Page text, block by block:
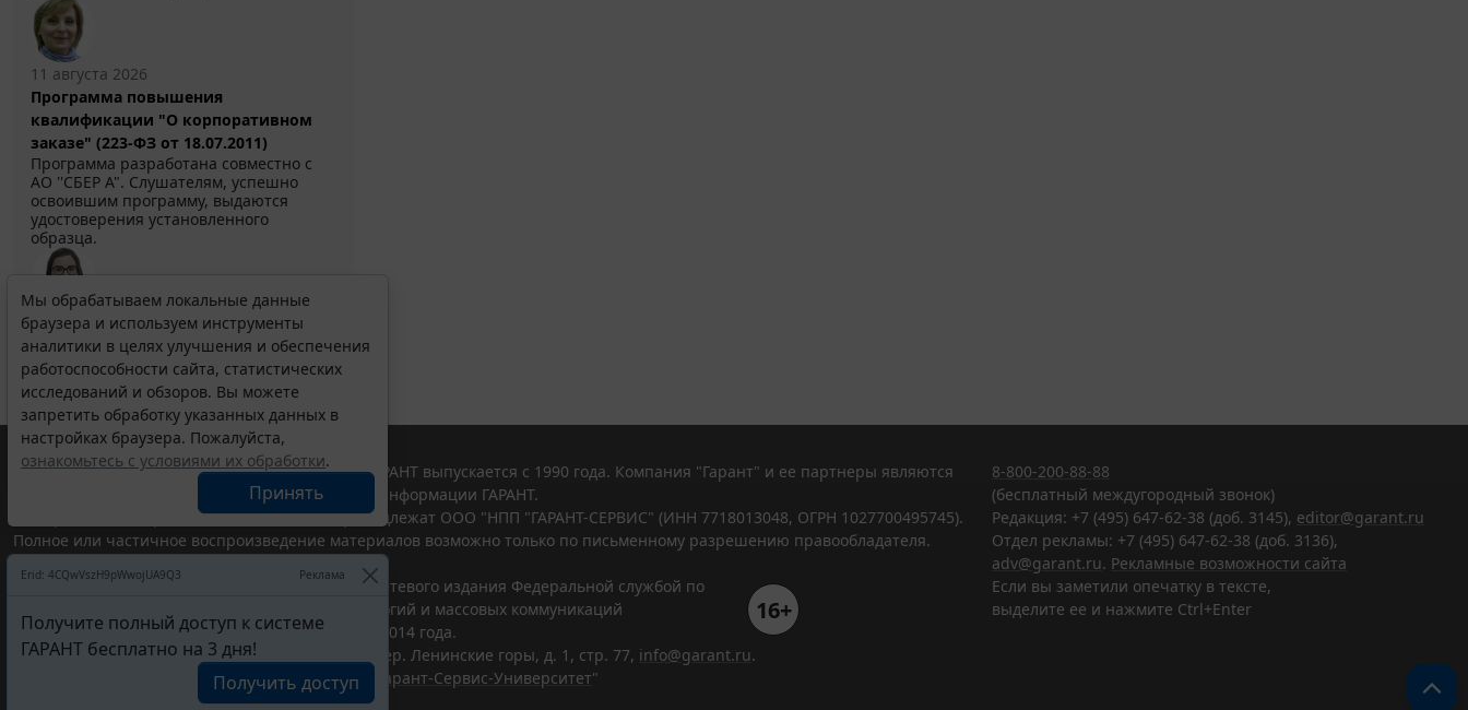
11 августа 2026
Программа повышения
квалификации "О корпоративном
заказе" (223-ФЗ от 18.07.2011)
Программа разработана совместно с
АО ''СБЕР А". Слушателям, успешно
освоившим программу, выдаются
удостоверения установленного
образца.
Выберите тему программы повышения квалификации
для юристов ...
Мы обрабатываем локальные данные
браузера и используем инструменты
аналитики в целях улучшения и обеспечения
работоспособности сайта, статистических
исследований и обзоров. Вы можете
запретить обработку указанных данных в
настройках браузера. Пожалуйста,
ознакомьтесь с условиями их обработки.
Принять
Erid: 4CQwVszH9pWwojUA9Q3 Реклама
Получите полный доступ к системе
ГАРАНТ бесплатно на 3 дня!
Получить доступ
© ООО "НПП "ГАРАНТ-СЕРВИС", 2026. Система ГАРАНТ выпускается с 1990 года. Компания "Гарант" и ее партнеры являются
участниками Российской ассоциации правовой информации ГАРАНТ.
Все права на материалы сайта ГАРАНТ.РУ принадлежат ООО "НПП "ГАРАНТ-СЕРВИС" (ИНН 7718013048, ОГРН 1027700495745).
Полное или частичное воспроизведение материалов возможно только по письменному разрешению правообладателя.
Портал ГАРАНТ.РУ зарегистрирован в качестве сетевого издания Федеральной службой по
надзору в сфере связи,информационных технологий и массовых коммуникаций
(Роскомнадзором), Эл № ФС77-58365 от 18 июня 2014 года.
16+
ООО "НПП "ГАРАНТ-СЕРВИС", 119234, г. Москва, тер. Ленинские горы, д. 1, стр. 77, info@garant.ru.
Разработчик ЭПС Система ГАРАНТ – ООО "НПП "
Гарант-Сервис-Университет"
8-800-200-88-88
(бесплатный междугородный звонок)
Редакция: +7 (495) 647-62-38 (доб. 3145), editor@garant.ru
Отдел рекламы: +7 (495) 647-62-38 (доб. 3136),
adv@garant.ru. Рекламные возможности сайта
Если вы заметили опечатку в тексте,
выделите ее и нажмите Ctrl+Enter